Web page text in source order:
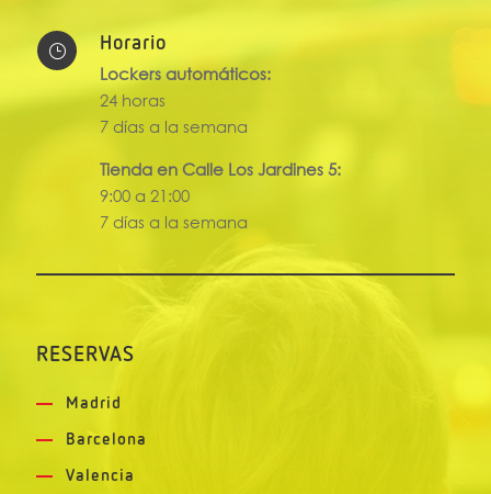
} Horario
Lockers automáticos:
24 horas
7 días a la semana
Tienda en Calle Los Jardines 5:
9:00 a 21:00
7 días a la semana
RESERVAS
Madrid
Barcelona
Valencia